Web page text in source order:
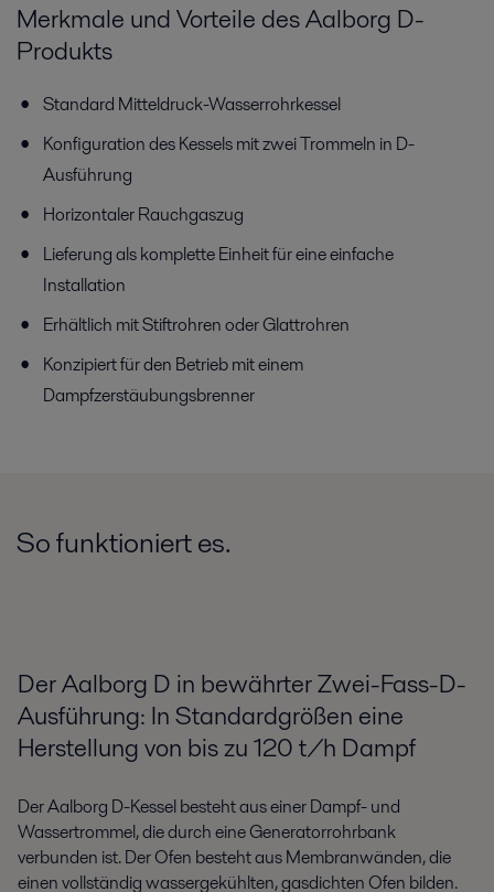
Merkmale und Vorteile des Aalborg D-
Produkts
Standard Mitteldruck-Wasserrohrkessel
Konfiguration des Kessels mit zwei Trommeln in D-
Ausführung
Horizontaler Rauchgaszug
Lieferung als komplette Einheit für eine einfache
Installation
Erhältlich mit Stiftrohren oder Glattrohren
Konzipiert für den Betrieb mit einem
Dampfzerstäubungsbrenner
So funktioniert es.
Der Aalborg D in bewährter Zwei-Fass-D-
Ausführung: In Standardgrößen eine
Herstellung von bis zu 120 t/h Dampf
Der Aalborg D-Kessel besteht aus einer Dampf- und
Wassertrommel, die durch eine Generatorrohrbank
verbunden ist. Der Ofen besteht aus Membranwänden, die
einen vollständig wassergekühlten, gasdichten Ofen bilden.